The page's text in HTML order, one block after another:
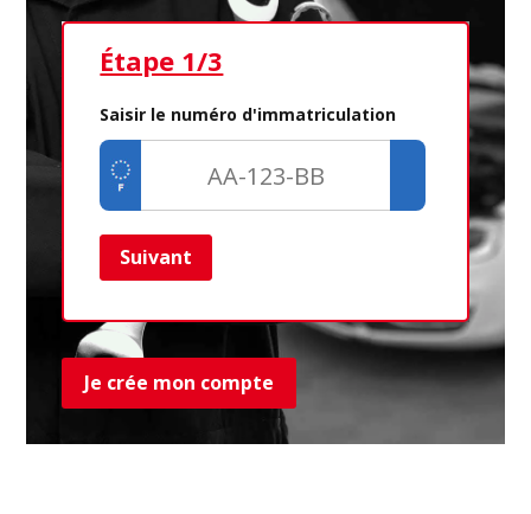
Étape 1/3
Saisir le numéro d'immatriculation
Suivant
Je crée mon compte